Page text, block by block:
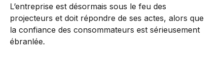
L’entreprise est désormais sous le feu des
projecteurs et doit répondre de ses actes, alors que
la confiance des consommateurs est sérieusement
ébranlée.